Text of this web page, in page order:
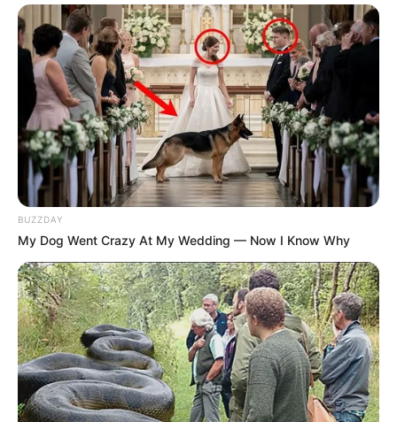
BUZZDAY
My Dog Went Crazy At My Wedding — Now I Know Why